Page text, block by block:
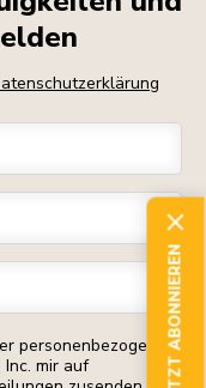
personenbezogenen
mir auf
JETZT ABONNIEREN